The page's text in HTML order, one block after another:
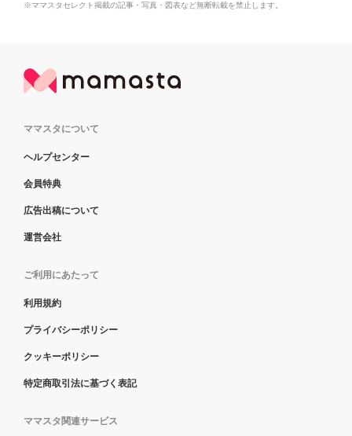
※ママスタセレクト掲載の記事・写真・図表など無断転載を禁止します。
ママスタについて
ヘルプセンター
会員特典
広告出稿について
運営会社
ご利用にあたって
利用規約
プライバシーポリシー
クッキーポリシー
特定商取引法に基づく表記
ママスタ関連サービス